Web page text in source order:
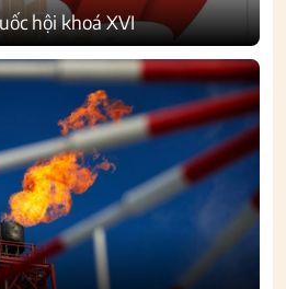
hội khoá XVI